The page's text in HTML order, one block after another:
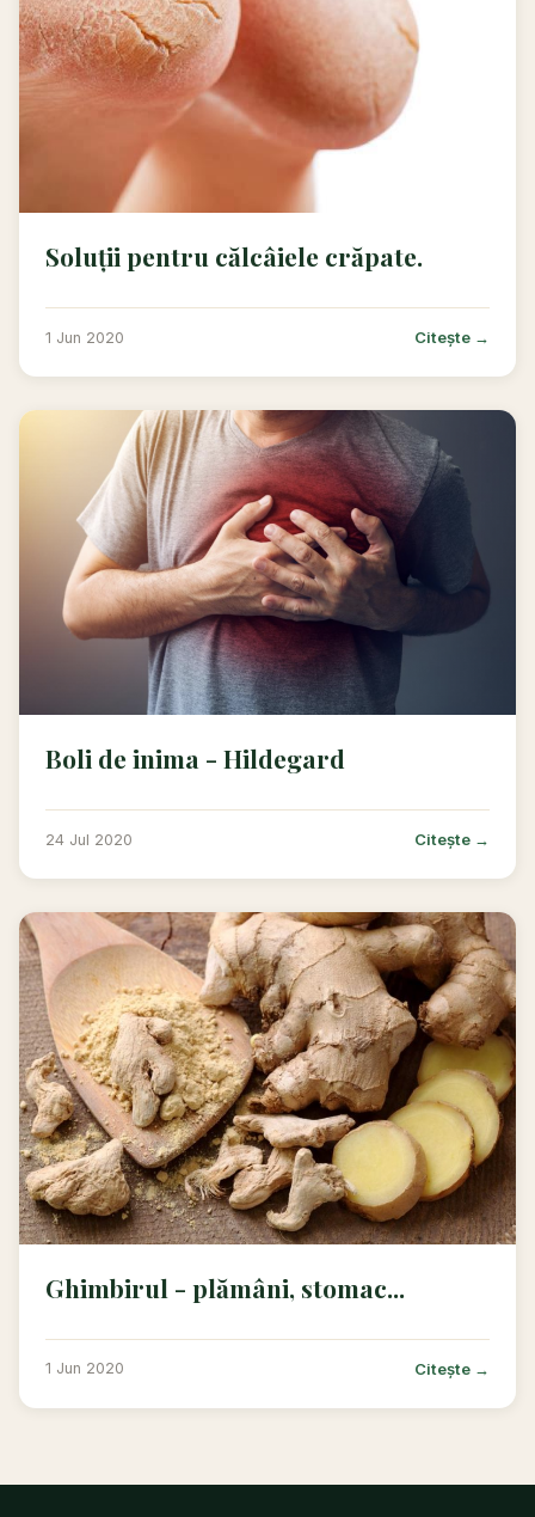
Soluții pentru călcâiele crăpate.
1 Jun 2020 Citește →
Boli de inima - Hildegard
24 Jul 2020 Citește →
Ghimbirul - plămâni, stomac...
1 Jun 2020 Citește →